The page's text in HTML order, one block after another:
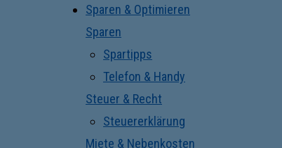
Sparen & Optimieren
Sparen
Spartipps
Telefon & Handy
Steuer & Recht
Steuererklärung
Miete & Nebenkosten